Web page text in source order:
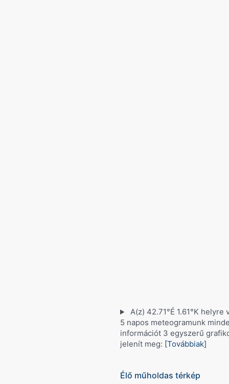
A(z) 42.71°É 1.61°K helyre
5 napos meteogramunk
információt 3 egyszerű
jelenít meg: [Továbbiak]
Élő műholdas térkép